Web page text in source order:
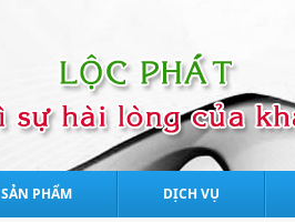
SẢN PHẨM DỊCH VỤ